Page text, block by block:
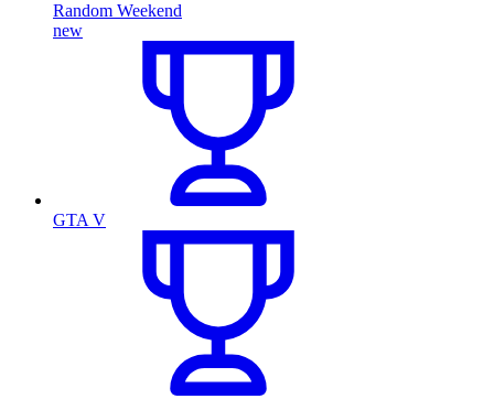
Random Weekend
new
GTA V